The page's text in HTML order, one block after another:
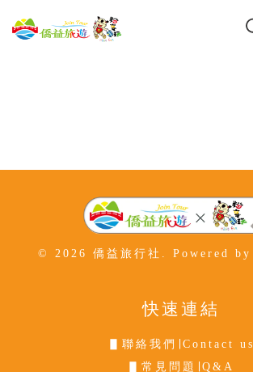
© 2026 僑益旅行社. Powered by
快速連結
▋聯絡我們∣Contact us
▋常見問題∣Q&A